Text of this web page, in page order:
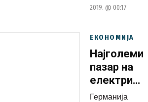
2019. @ 00:17
ЕКОНОМИЈА
пазар на
Германија